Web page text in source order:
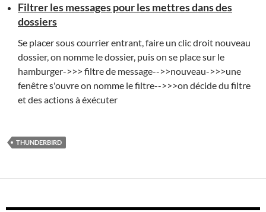
Filtrer les messages pour les mettres dans des
dossiers
Se placer sous courrier entrant, faire un clic droit nouveau
dossier, on nomme le dossier, puis on se place sur le
hamburger->>> filtre de message-->>nouveau->>>une
fenêtre s'ouvre on nomme le filtre-->>>on décide du filtre
et des actions à éxécuter
THUNDERBIRD